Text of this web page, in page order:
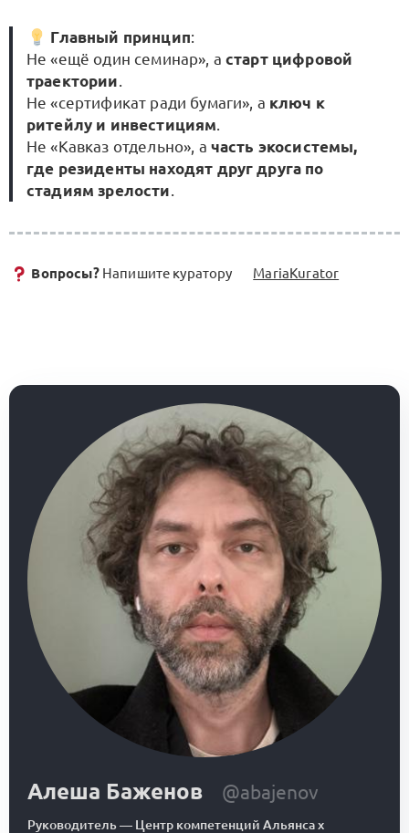
Главный принцип:
Не «ещё один семинар», а старт цифровой
траектории.
Не «сертификат ради бумаги», а ключ к
ритейлу и инвестициям.
Не «Кавказ отдельно», а часть экосистемы,
где резиденты находят друг друга по
стадиям зрелости.
Вопросы?Напишите куратору MariaKurator
Алеша Баженов @abajenov
Руководитель— Центр компетенций Альянса x